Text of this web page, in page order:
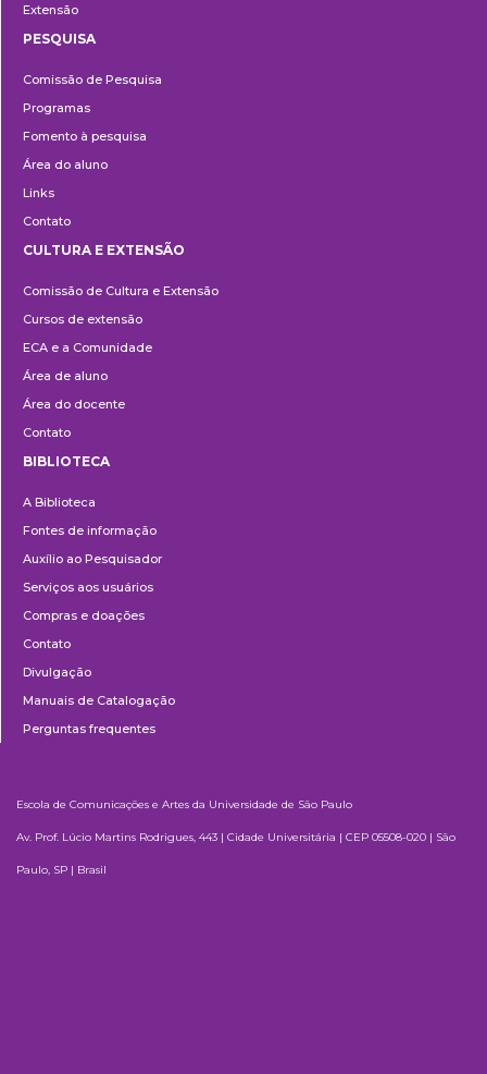
Extensão
PESQUISA
Comissão de Pesquisa
Programas
Fomento à pesquisa
Área do aluno
Links
Contato
e
Extensão
CULTURA E EXTENSÃO
Comissão de Cultura e Extensão
Cursos de extensão
ECA e a Comunidade
Área de aluno
Área do docente
Contato
BIBLIOTECA
A Biblioteca
Fontes de informação
Auxílio ao Pesquisador
Serviços aos usuários
Compras e doações
Contato
Divulgação
Manuais de Catalogação
Perguntas frequentes
Escola de Comunicações e Artes da Universidade de São Paulo
Av. Prof. Lúcio Martins Rodrigues, 443 | Cidade Universitária | CEP 05508-020 | São
Paulo, SP | Brasil